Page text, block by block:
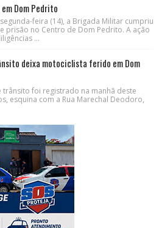
Dom Pedrito
feira (14), a Brigada Militar cumpriu
prisão no Centro de Dom Pedrito. A ação
...
deixa motociclista ferido em Dom
trânsito foi registrado na manhã deste
esquina com a Rua Marechal Deodoro,